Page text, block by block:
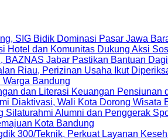
SIG Bidik Dominasi Pasar Jawa
Hotel dan Komunitas Dukung Aksi
Jabar Pastikan Bantuan
Riau, Perizinan Usaha Ikut
Bandung
dan Literasi Keuangan Pensiunan
Diaktivasi, Wali Kota Dorong Wisata
Alumni dan Penggerak
Kota Bandung
300/Teknik, Perkuat Layanan